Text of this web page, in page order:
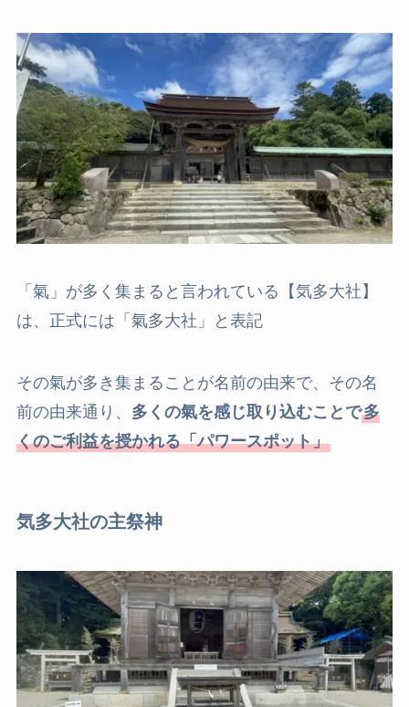
「氣」が多く集まると言われている【気多大社】
は、正式には「氣多大社」と表記
その氣が多き集まることが名前の由来で、その名
前の由来通り、 多くの氣を感じ取り込むことで多
くのご利益を授かれる「パワースポット」
気多大社の主祭神